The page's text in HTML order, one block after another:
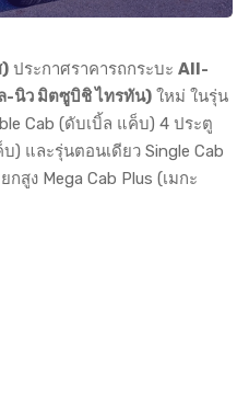
ประกาศราคารถกระบะ All-
นิว มิตซูบิชิ ไทรทัน) ใหม่ ในรุ่น
Cab (ดับเบิ้ล แค็บ) 4 ประตู
) และรุ่นตอนเดียว Single Cab
สูง Mega Cab Plus (เมกะ